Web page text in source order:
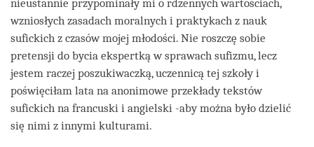
nieustannie przypominały mi o rdzennych wartościach,
wzniosłych zasadach moralnych i praktykach z nauk
sufickich z czasów mojej młodości. Nie roszczę sobie
pretensji do bycia ekspertką w sprawach sufizmu, lecz
jestem raczej poszukiwaczką, uczennicą tej szkoły i
poświęciłam lata na anonimowe przekłady tekstów
sufickich na francuski i angielski -aby można było dzielić
się nimi z innymi kulturami.